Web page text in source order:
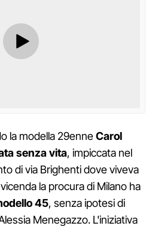
la modella 29enneCarol
senza vita, impiccata nel
di via Brighenti dove viveva
la procura di Milano ha
45, senza ipotesi di
Menegazzo. L'iniziativa